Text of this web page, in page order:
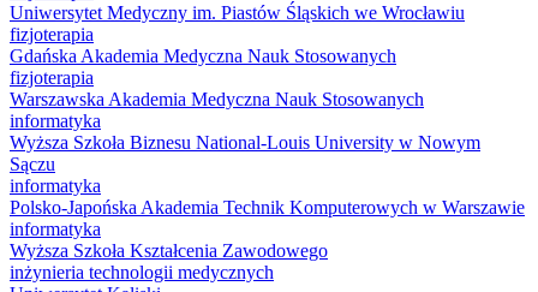
Uniwersytet Medyczny im. Piastów Śląskich we Wrocławiu
fizjoterapia
Gdańska Akademia Medyczna Nauk Stosowanych
fizjoterapia
Warszawska Akademia Medyczna Nauk Stosowanych
informatyka
Wyższa Szkoła Biznesu National-Louis University w Nowym
Sączu
informatyka
Polsko-Japońska Akademia Technik Komputerowych w Warszawie
informatyka
Wyższa Szkoła Kształcenia Zawodowego
inżynieria technologii medycznych